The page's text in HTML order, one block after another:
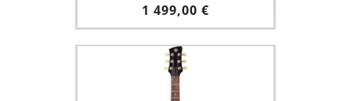
Prix
1 499,00 €